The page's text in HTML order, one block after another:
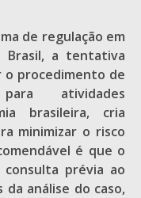
de regulação em
Brasil, a tentativa
o procedimento de
atividades
brasileira, cria
minimizar o risco
é que o
prévia ao
da análise do caso,